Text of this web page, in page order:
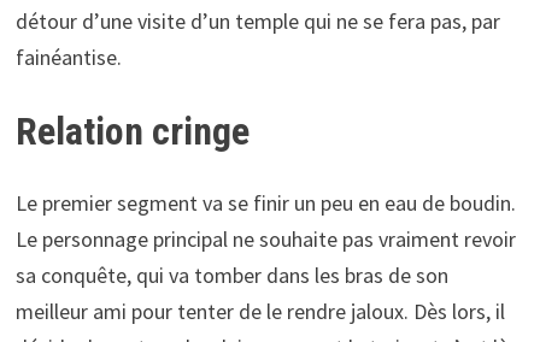
détour d’une visite d’un temple qui ne se fera pas, par
fainéantise.
Relation cringe
Le premier segment va se finir un peu en eau de boudin.
Le personnage principal ne souhaite pas vraiment revoir
sa conquête, qui va tomber dans les bras de son
meilleur ami pour tenter de le rendre jaloux. Dès lors, il